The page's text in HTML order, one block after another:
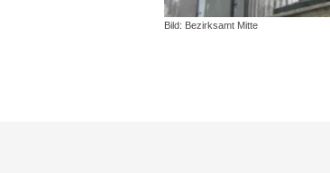
Bild: Bezirksamt Mitte